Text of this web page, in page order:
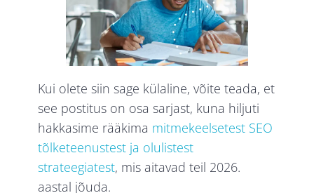
Kui olete siin sage külaline, võite teada, et
see postitus on osa sarjast, kuna hiljuti
hakkasime rääkima mitmekeelsetest SEO
tõlketeenustest ja olulistest
strateegiatest, mis aitavad teil 2026.
aastal jõuda.